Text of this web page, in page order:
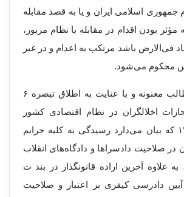
جمهوری اسلامی ایران و یا به قصد مقابله
مؤثر بودن اقدام در مقابله با نظام مزبور،
فی‌الارض باشد مرتکب به اعدام و در غیر
محکوم می‌شود.
لذا با توجه به مطالب معنونه و با عنایت به اطلاق تبصره ۶
مجازات اخلالگران در نظام اقتصادی کشور
مصوب سال ۱۳۶۹ که بیان می‌دارد رسیدگی به کلیه جرایم
در صلاحیت دادسراها و دادگاه‌های انقلاب
علاوه آخرین اراده قانونگذار در بند ت
قانون آیین دادرسی کیفری بر اعتبار و صلاحیت